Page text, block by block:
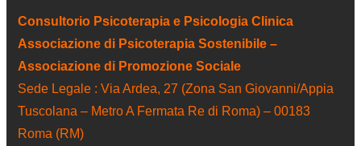
Consultorio Psicoterapia e Psicologia Clinica
Associazione di Psicoterapia Sostenibile –
Associazione di Promozione Sociale
Sede Legale : Via Ardea, 27 (Zona San Giovanni/Appia
Tuscolana – Metro A Fermata Re di Roma) – 00183
Roma (RM)